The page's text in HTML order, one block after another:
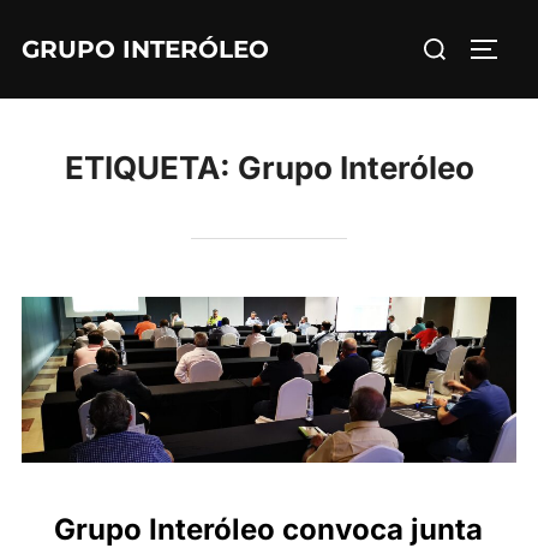
GRUPO INTERÓLEO Buscar:
ETIQUETA: Grupo Interóleo
Grupo Interóleo convoca junta